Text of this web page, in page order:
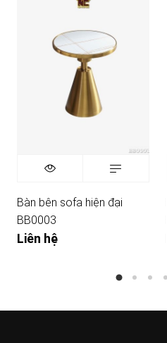
Bàn bên sofa hiện đại
BB0003
Liên hệ